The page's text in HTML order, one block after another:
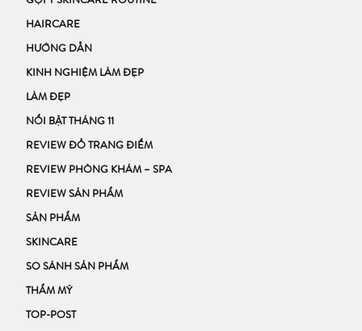
HAIRCARE
HƯỚNG DẪN
KINH NGHIỆM LÀM ĐẸP
LÀM ĐẸP
NỔI BẬT THÁNG 11
REVIEW ĐỒ TRANG ĐIỂM
REVIEW PHÒNG KHÁM – SPA
REVIEW SẢN PHẨM
SẢN PHẨM
SKINCARE
SO SÁNH SẢN PHẨM
THẨM MỸ
TOP-POST